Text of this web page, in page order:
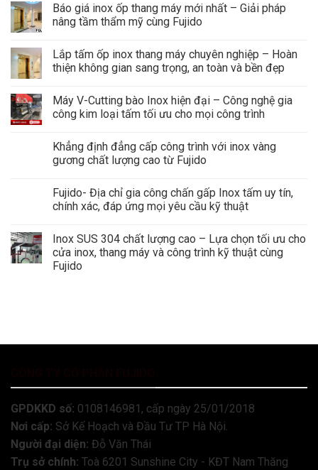
Báo giá inox ốp thang máy mới nhất – Giải pháp
nâng tầm thẩm mỹ cùng Fujido
Lắp tấm ốp inox thang máy chuyên nghiệp – Hoàn
thiện không gian sang trọng, an toàn và bền đẹp
Máy V-Cutting bào Inox hiện đại – Công nghệ gia
công kim loại tấm tối ưu cho mọi công trình
Khẳng định đẳng cấp công trình với inox vàng
gương chất lượng cao từ Fujido
Fujido- Địa chỉ gia công chấn gấp Inox tấm uy tín,
chính xác, đáp ứng mọi yêu cầu kỹ thuật
Inox SUS 304 chất lượng cao – Lựa chọn tối ưu cho
cửa inox, thang máy và công trình kỹ thuật cùng
Fujido
GPDKKD số: 0108146981, cấp ngày 25/01/2018
Nơi cấp: Sở Kế Hoạch và Đầu Tư TP Hà Nội.
Người đại diện: Đỗ Văn Thái
Trụ sở chính: Toà 6201 Sunshine City - KĐT Nam Thăng